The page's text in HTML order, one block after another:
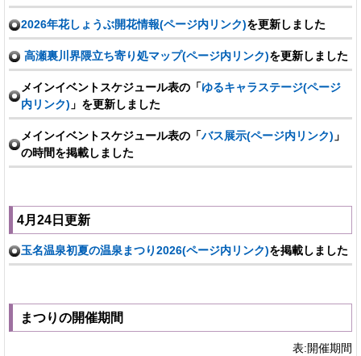
2026年花しょうぶ開花情報(ページ内リンク)を更新しました
高瀬裏川界隈立ち寄り処マップ(ページ内リンク)を更新しました
メインイベントスケジュール表の「ゆるキャラステージ(ページ
内リンク) 」を更新しました
メインイベントスケジュール表の「バス展示(ページ内リンク) 」
の時間を掲載しました
4月24日更新
玉名温泉初夏の温泉まつり2026(ページ内リンク)を掲載しました
まつりの開催期間
表:開催期間